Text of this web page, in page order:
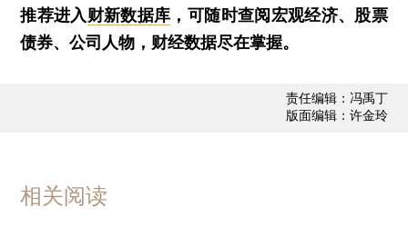
推荐进入财新数据库 ，可随时查阅宏观经济、股票
债券、公司人物，财经数据尽在掌握。
责任编辑：冯禹丁
版面编辑：许金玲
相关阅读